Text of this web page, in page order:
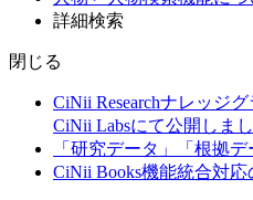
詳細検索
閉じる
CiNii Researchナレッジ
CiNii Labsにて公開しま
「研究データ」「根拠
CiNii Books機能統合対